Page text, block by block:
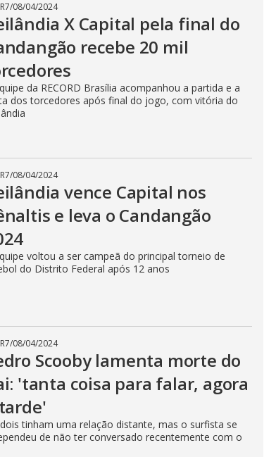
/08/04/2024
X Capital pela final do
recebe 20 mil
da RECORD Brasília acompanhou a partida e a
dos torcedores após final do jogo, com vitória do
/08/04/2024
vence Capital nos
e leva o Candangão
voltou a ser campeã do principal torneio de
do Distrito Federal após 12 anos
/08/04/2024
Scooby lamenta morte do
'tanta coisa para falar, agora
tinham uma relação distante, mas o surfista se
de não ter conversado recentemente com o